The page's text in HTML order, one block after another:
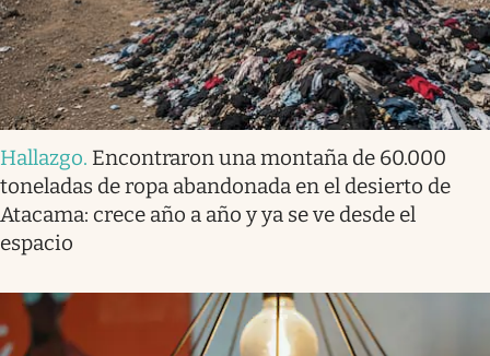
Hallazgo. Encontraron una montaña de 60.000
toneladas de ropa abandonada en el desierto de
Atacama: crece año a año y ya se ve desde el
espacio